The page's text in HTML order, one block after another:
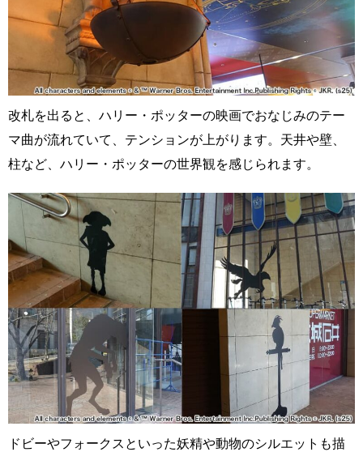
改札を出ると、ハリー・ポッターの映画でおなじみのテー
マ曲が流れていて、テンションが上がります。天井や壁、
柱など、ハリー・ポッターの世界観を感じられます。
ドビーやフォークスといった妖精や動物のシルエットも描